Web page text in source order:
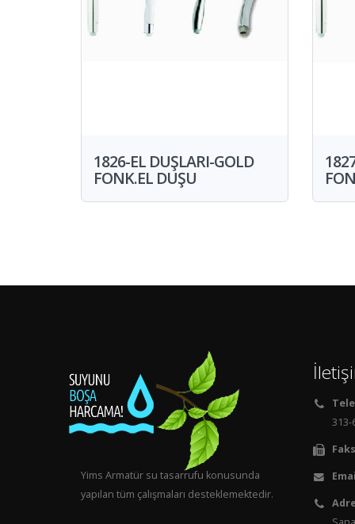
1826-EL DUŞLARI-GOLD
FONK.EL DUŞU
Yims Armatür su tasarrufu konusunda
yapılan tüm çalışmaları desteklemektedir.
313-